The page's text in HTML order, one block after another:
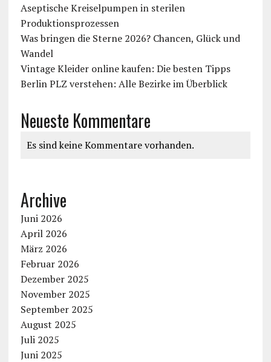
Aseptische Kreiselpumpen in sterilen
Produktionsprozessen
Was bringen die Sterne 2026? Chancen, Glück und
Wandel
Vintage Kleider online kaufen: Die besten Tipps
Berlin PLZ verstehen: Alle Bezirke im Überblick
Neueste Kommentare
Es sind keine Kommentare vorhanden.
Archive
Juni 2026
April 2026
März 2026
Februar 2026
Dezember 2025
November 2025
September 2025
August 2025
Juli 2025
Juni 2025